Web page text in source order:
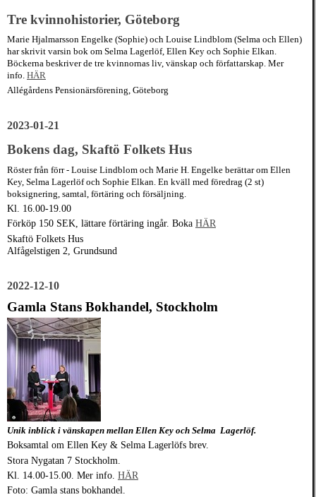
Tre kvinnohistorier, Göteborg
Marie Hjalmarsson Engelke (Sophie) och Louise Lindblom (Selma och Ellen)
har skrivit varsin bok om Selma Lagerlöf, Ellen Key och Sophie Elkan.
Böckerna beskriver de tre kvinnornas liv, vänskap och författarskap. Mer
info. HÄR
Allégårdens Pensionärsförening, Göteborg
2023-01-21
Bokens dag, Skaftö Folkets Hus
Röster från förr - Louise Lindblom och Marie H. Engelke berättar om Ellen
Key, Selma Lagerlöf och Sophie Elkan. En kväll med föredrag (2 st)
boksignering, samtal, förtäring och försäljning.
Kl. 16.00-19.00
Förköp 150 SEK, lättare förtäring ingår. Boka HÄR
Skaftö Folkets Hus
Alfågelstigen 2, Grundsund
2022-12-10
Gamla Stans Bokhandel, Stockholm
Unik inblick i vänskapen mellan Ellen Key och Selma Lagerlöf.
Boksamtal om Ellen Key & Selma Lagerlöfs brev.
Stora Nygatan 7 Stockholm.
Kl. 14.00-15.00. Mer info. HÄR
Foto: Gamla stans bokhandel.